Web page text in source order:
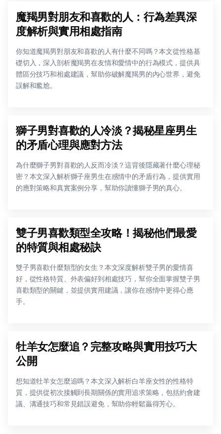
魔羯男對朋友和喜歡的人：行為差異深
度解析與實用相處指南
你知道魔羯男對朋友和喜歡的人有什麼不同嗎？本文從性格基
礎切入，深入剖析魔羯男在友情和愛情中的行為模式，提供具
體區分技巧和相處建議，幫助你破解魔羯男的內心世界，避免
誤解和尷尬。
獅子男對喜歡的人冷淡？揭秘星座男生
的矛盾心理與應對方法
為什麼獅子男對喜歡的人反而冷淡？這背後隱藏著什麼心理秘
密？本文深入解析獅子座男生在感情中的矛盾行為，提供實用
的應對策略和真實案例分享，幫助你讀懂獅子男的真心。
雙子男喜歡類型全攻略！揭秘他們最愛
的特質與相處秘訣
雙子男喜歡什麼類型的女生？本文深度解析雙子男的愛情喜
好，從性格特質、外表偏好到相處技巧，幫你全面掌握雙子男
喜歡類型的關鍵，並提供實用建議，讓你在感情中更得心應
手。
牡羊女怎麼追？完整攻略與實用技巧大
公開
想知道牡羊女怎麼追嗎？本文深入解析白羊座女性的性格特
質，提供從初次接觸到長期關係的實用追求策略，包括約會建
議、溝通技巧和常見錯誤避免，幫助你輕鬆贏得芳心。